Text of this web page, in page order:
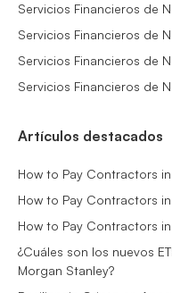
Servicios Financieros de
Servicios Financieros de
Servicios Financieros de
Servicios Financieros de
Artículos destacados
How to Pay Contractors
How to Pay Contractors
How to Pay Contractors
¿Cuáles son los nuevos
Morgan Stanley?